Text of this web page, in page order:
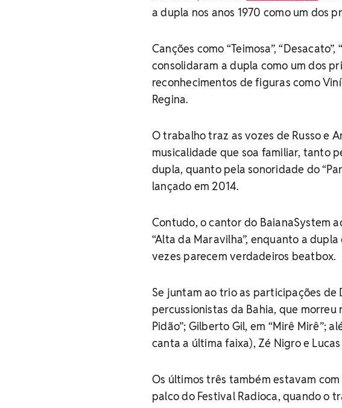
a dupla nos anos 1970 como um dos
Canções como “Teimosa”,
consolidaram a dupla como um dos
reconhecimentos de figuras como
Regina.
O trabalho traz as vozes de Russo e
musicalidade que soa familiar, tanto
dupla, quanto pela sonoridade do
lançado em 2014.
Contudo, o cantor do BaianaSystem
“Alta da Maravilha”, enquanto a
vezes parecem verdadeiros beatbox.
Se juntam ao trio as participações de
percussionistas da Bahia, que
Pidão”; Gilberto Gil, em “Mirê Mirê”;
canta a última faixa), Zé Nigro e
Os últimos três também estavam
palco do Festival Radioca, quando o